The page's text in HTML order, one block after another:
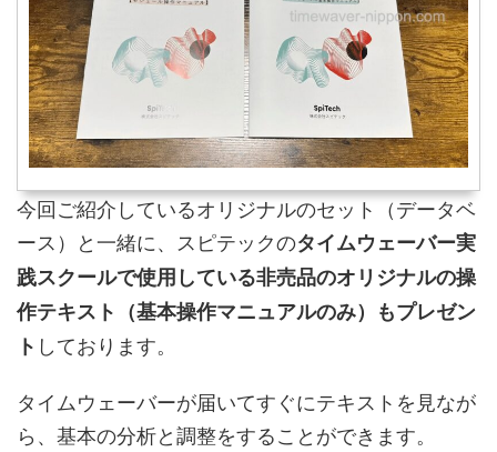
今回ご紹介しているオリジナルのセット（データベ
ース）と一緒に、スピテックのタイムウェーバー実
践スクールで使用している非売品のオリジナルの操
作テキスト（基本操作マニュアルのみ）もプレゼン
ト しております。
タイムウェーバーが届いてすぐにテキストを見なが
ら、基本の分析と調整をすることができます。